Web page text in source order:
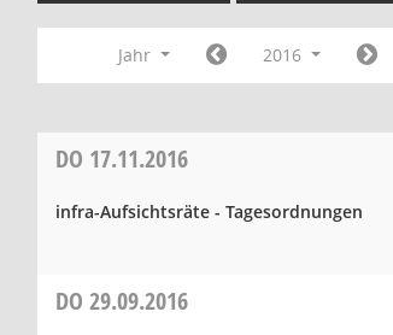
Jahr 2016
DO 17.11.2016
infra-Aufsichtsräte - Tagesordnungen
DO 29.09.2016